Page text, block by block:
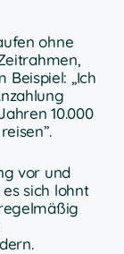
ohne
„Ich
10.000
vor und
sich lohnt